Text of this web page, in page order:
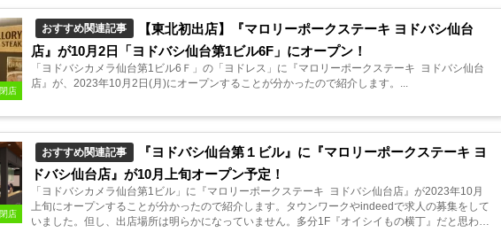
店
おすすめ関連記事
【東北初出店】『マロリーポークステーキ ヨドバシ仙台
店』が10月2日「ヨドバシ仙台第1ビル6F」にオープン！
「ヨドバシカメラ仙台第1ビル6Ｆ」の「ヨドレス」に『マロリーポークステーキ ヨドバシ仙台
店』が、2023年10月2日(月)にオープンすることが分かったので紹介します。...
店
おすすめ関連記事
『ヨドバシ仙台第１ビル』に『マロリーポークステーキ ヨ
ドバシ仙台店』が10月上旬オープン予定！
「ヨドバシカメラ仙台第1ビル」に『マロリーポークステーキ ヨドバシ仙台店』が2023年10月
上旬にオープンすることが分かったので紹介します。タウンワークやindeedで求人の募集をして
いました。但し、出店場所は明らかになっていません。多分1F『オイシイもの横丁』だと思われ